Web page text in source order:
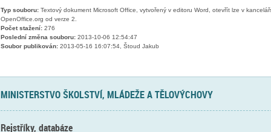
Typ souboru:Textový dokument Microsoft Office, vytvořený v editoru Word, otevřít lze v
OpenOffice.org od verze 2.
Počet stažení:276
Poslední změna souboru:2013-10-06 12:54:47
Soubor publikován:2013-05-16 16:07:54, Štoud Jakub
MINISTERSTVO ŠKOLSTVÍ, MLÁDEŽE A TĚLOVÝCHOVY
Rejstříky, databáze